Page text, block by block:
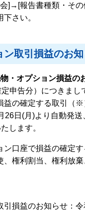
]→[報告書種類・その
さい。
ン取引損益のお
・オプション損益の
申告分）につきまし
益の確定する取引（※
26日(月)より自動発送
します。
口座で損益の確定す
、権利割当、権利放
引損益のお知らせ：令